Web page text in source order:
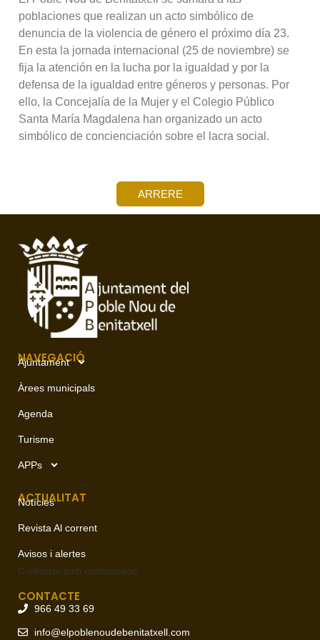
poblaciones que realizan un acto simbólico de
denuncia de la violencia de género el próximo día 23.
En esta la jornada internacional (25 de noviembre) se
fija la atención en la lucha por la igualdad y por la
defensa de la igualdad entre géneros y personas. Por
ello, la Concejalía de la Mujer y el Colegio Público
Santa María Magdalena han organizado un acto
simbólico de concienciación sobre el lacra social.
ARRERE
NAVEGACIÓ
Ajuntament
Àrees municipals
Agenda
Turisme
APPs
ACTUALITAT
Notícies
Revista Al corrent
Avisos i alertes
Contactar amb comunicació
CONTACTE
966 49 33 69
info@elpoblenoudebenitatxell.com